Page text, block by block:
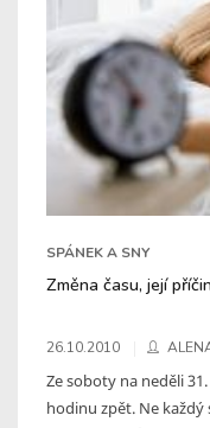
SPÁNEK A SNY
Změna času, její
26.10.2010
Ze soboty na neděli
hodinu zpět. Ne každý